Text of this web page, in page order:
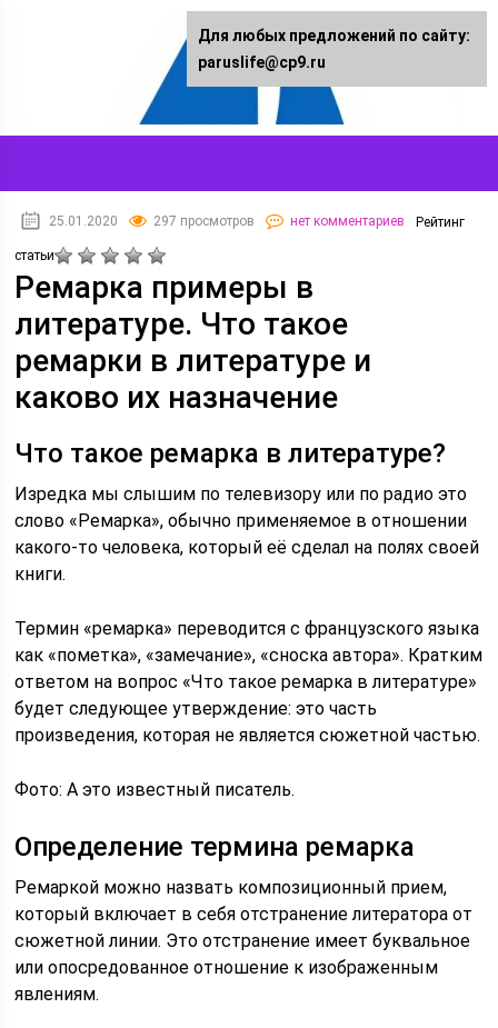
25.01.2020 297 просмотров нет комментариев Рейтинг
статьи
Ремарка примеры в
литературе. Что такое
ремарки в литературе и
каково их назначение
Что такое ремарка в литературе?
Изредка мы слышим по телевизору или по радио это
слово «Ремарка», обычно применяемое в отношении
какого-то человека, который её сделал на полях своей
книги.
Термин «ремарка» переводится с французского языка
как «пометка», «замечание», «сноска автора». Кратким
ответом на вопрос «Что такое ремарка в литературе»
будет следующее утверждение: это часть
произведения, которая не является сюжетной частью.
Фото: А это известный писатель.
Определение термина ремарка
Ремаркой можно назвать композиционный прием,
который включает в себя отстранение литератора от
сюжетной линии. Это отстранение имеет буквальное
или опосредованное отношение к изображенным
явлениям.
Для любых предложений по сайту:
paruslife@cp9.ru